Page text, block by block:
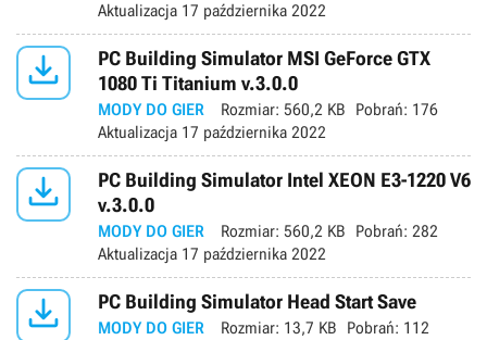
Aktualizacja 17 października 2022

PC Building Simulator MSI GeForce GTX
1080 Ti Titanium v.3.0.0
MODY DO GIER Rozmiar: 560,2 KB Pobrań: 176
Aktualizacja 17 października 2022

PC Building Simulator Intel XEON E3-1220 V6
v.3.0.0
MODY DO GIER Rozmiar: 560,2 KB Pobrań: 282
Aktualizacja 17 października 2022
 PC Building Simulator Head Start Save
MODY DO GIER Rozmiar: 13,7 KB Pobrań: 112